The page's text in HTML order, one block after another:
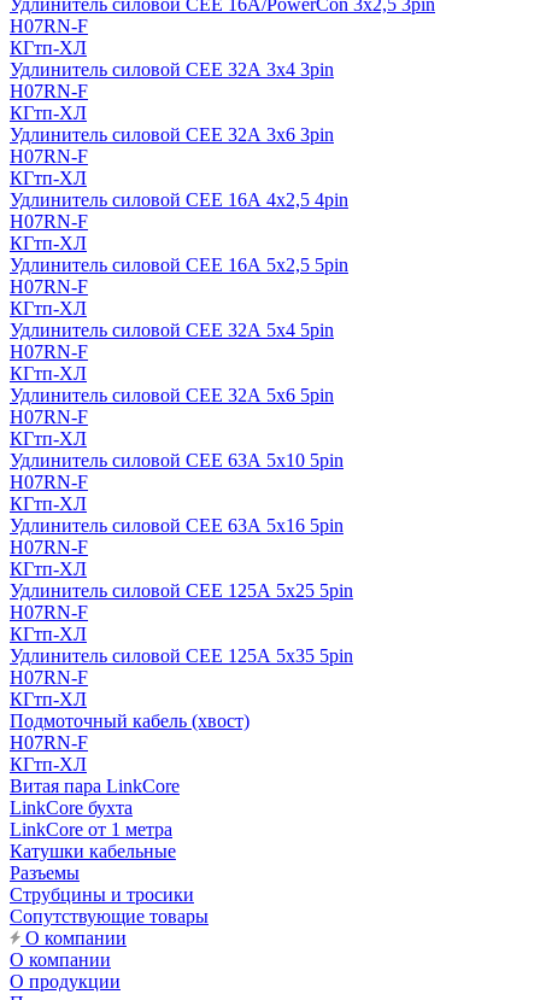
Удлинитель силовой CEE 16A/PowerCon 3х2,5 3pin
H07RN-F
КГтп-ХЛ
Удлинитель силовой CEE 32А 3х4 3pin
H07RN-F
КГтп-ХЛ
Удлинитель силовой CEE 32А 3х6 3pin
H07RN-F
КГтп-ХЛ
Удлинитель силовой CEE 16А 4х2,5 4pin
H07RN-F
КГтп-ХЛ
Удлинитель силовой CEE 16А 5x2,5 5pin
H07RN-F
КГтп-ХЛ
Удлинитель силовой CEE 32А 5x4 5pin
H07RN-F
КГтп-ХЛ
Удлинитель силовой CEE 32А 5x6 5pin
H07RN-F
КГтп-ХЛ
Удлинитель силовой CEE 63А 5x10 5pin
H07RN-F
КГтп-ХЛ
Удлинитель силовой CEE 63А 5x16 5pin
H07RN-F
КГтп-ХЛ
Удлинитель силовой CEE 125А 5x25 5pin
H07RN-F
КГтп-ХЛ
Удлинитель силовой CEE 125А 5x35 5pin
H07RN-F
КГтп-ХЛ
Подмоточный кабель (хвост)
H07RN-F
КГтп-ХЛ
Витая пара LinkCore
LinkCore бухта
LinkCore от 1 метра
Катушки кабельные
Разъемы
Струбцины и тросики
Сопутствующие товары
О компании
О компании
О продукции